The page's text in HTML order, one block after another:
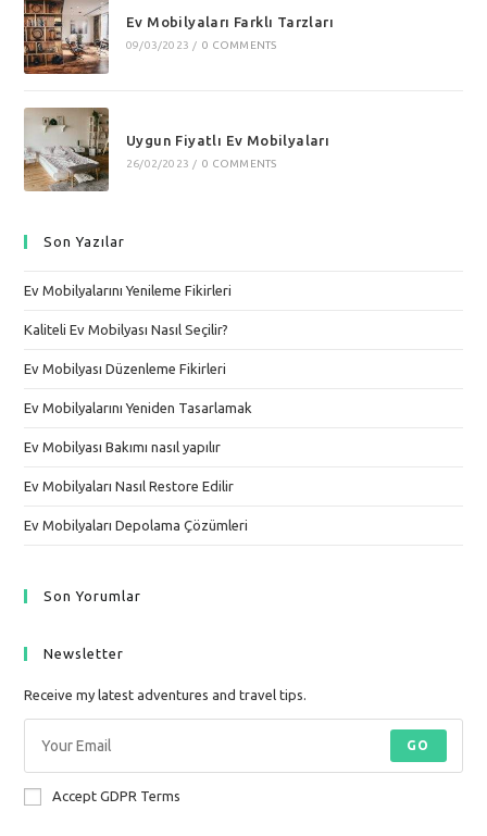
Ev Mobilyaları Farklı Tarzları
09/03/2023 / 0 COMMENTS
Uygun Fiyatlı Ev Mobilyaları
26/02/2023 / 0 COMMENTS
Son Yazılar
Ev Mobilyalarını Yenileme Fikirleri
Kaliteli Ev Mobilyası Nasıl Seçilir?
Ev Mobilyası Düzenleme Fikirleri
Ev Mobilyalarını Yeniden Tasarlamak
Ev Mobilyası Bakımı nasıl yapılır
Ev Mobilyaları Nasıl Restore Edilir
Ev Mobilyaları Depolama Çözümleri
Son Yorumlar
Newsletter
Receive my latest adventures and travel tips.
GO
Accept GDPR Terms